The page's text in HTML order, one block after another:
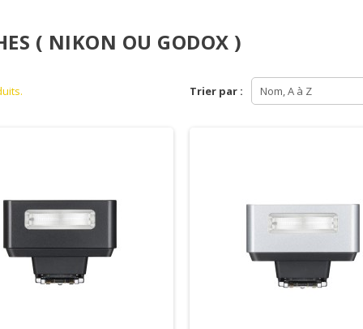
( NIKON OU GODOX )
Trier par : Nom, A à Z